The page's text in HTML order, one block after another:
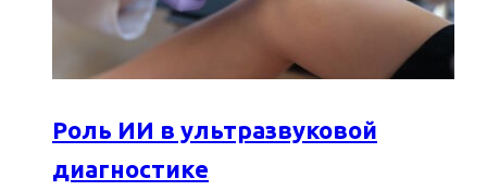
Роль ИИ в ультразвуковой
диагностике